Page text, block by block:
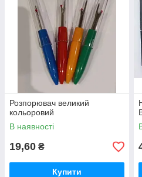
Розпорювач великий
кольоровий
В наявності
19,60 ₴
Купити